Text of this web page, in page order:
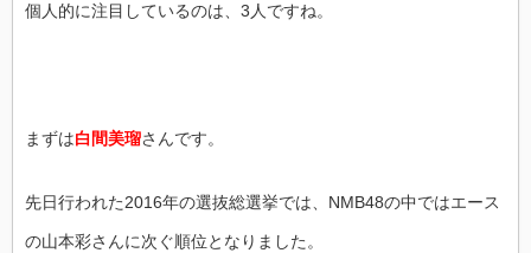
個人的に注目しているのは、3人ですね。
まずは白間美瑠さんです。
先日行われた2016年の選抜総選挙では、NMB48の中ではエース
の山本彩さんに次ぐ順位となりました。